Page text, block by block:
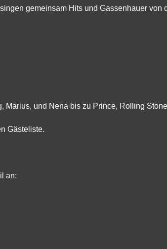
gemeinsam Hits und Gassenhauer
Marius, und Nena bis zu Prince, Rolling
Gästeliste.
an: